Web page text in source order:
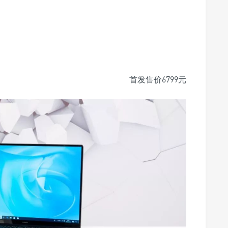
首发售价6799元